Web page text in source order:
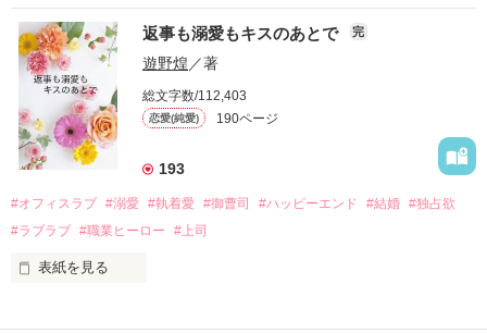
『責任をとる、結婚しよう』と真っ直ぐに告げてきた。
戸惑う美桜とは裏腹に、好きという気持ちを隠すことなく
甘やかしてくる。
そんなある日、哲平は美桜がストーカー被害に
遭っていることを知る。
美桜を守るため、哲平は同居を提案してきて――。
夏木美桜(なつきみお)
鳴海哲平 (なるみてっぺい)
おかしな噂を流されて前の職場でうまくいかなかった梅田美
桜は、海外で傷心旅行をしていたところ、日本人美青年と出会
い、酒の勢いもあり一夜限りの関係となる。
帰国後、美桜は新しい職場でワンナイトした美青年と再会。
なんと彼の正体は、とある財閥御曹司にも関わらず、一族を離
れて起業した新進気鋭の実業家、社内でも冷徹だと評判な社長
――御影恭司その人だったのだ――！
なぜか恭司から飼い猫の世話係を命じられた美桜は、猫の世
の関係となってしまい――？
返事も溺愛もキスのあとで 完
遊野煌 ／著
総文字数/112,403
恋愛(純愛) 190ページ
193
#オフィスラブ #溺愛 #執着愛 #御曹司 #ハッピーエンド #結婚 #独占欲
#ラブラブ #職業ヒーロー #上司
表紙を見る
ションの企画戦略室で働いている。